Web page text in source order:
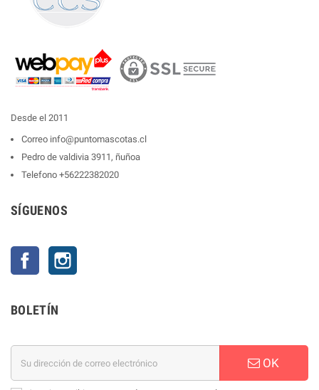
Desde el 2011
Correo info@puntomascotas.cl
Pedro de valdivia 3911, ñuñoa
Telefono +56222382020
SÍGUENOS
Facebook
BOLETÍN
OK